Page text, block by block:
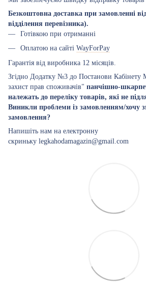
Безкоштовна доставка при замовленні
відділення перевізника).
Готівкою при отриманні
Оплатою на сайті WayForPay
Гарантія від виробника 12 місяців.
Згідно Додатку №3 до Постанови Кабінету
захист прав споживачів" панчішно-
належать до переліку товарів, які не
Виникли проблеми із замовленням/хочу
замовлення?
Напишіть нам на електронну
скриньку legkahodamagazin@gmail.com